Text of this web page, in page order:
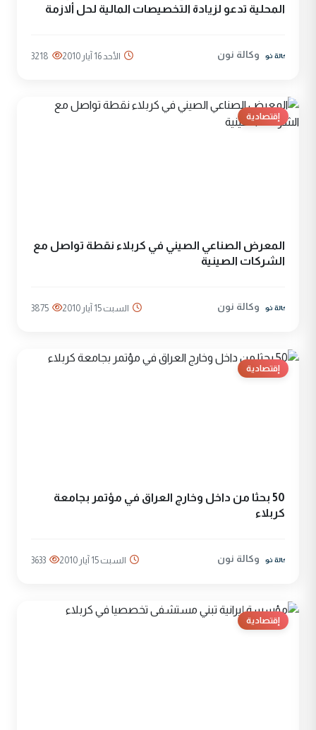
المحلية تدعو لزيادة التخصيصات المالية لحل ألازمة
وكالة نون الأحد 16 آيار 2010 3218
إقتصادية
المعرض الصناعي الصيني في كربلاء نقطة تواصل مع
الشركات الصينية
وكالة نون السبت 15 آيار 2010 3875
إقتصادية
50 بحثا من داخل وخارج العراق في مؤتمر بجامعة
كربلاء
وكالة نون السبت 15 آيار 2010 3633
إقتصادية